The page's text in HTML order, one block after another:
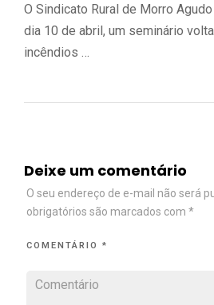
O Sindicato Rural de Morro
dia 10 de abril, um seminário
incêndios …
Deixe um comentário
O seu endereço de e-mail não será
obrigatórios são marcados com *
COMENTÁRIO *